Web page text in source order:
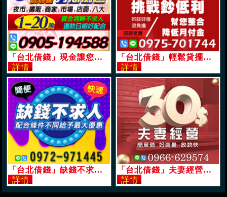
「台北借錢」現金讓您輕鬆貸著走，還款日期好配合，1-20萬，分期攤還安心借「即樂貸」 「台北借錢」輕鬆貸擺脫債，挑戰低利息，幫您整合降低月付金額，放款快保證合法不限行業，好談好借沒負擔「即樂貸」
「台北借錢」缺錢不求人，配合條件不同給予最大優惠，簡便，快速「即樂貸」 「台北借錢」夫妻經營，好講話，30萬內，簡單好借，好商量，放款快「即樂貸」